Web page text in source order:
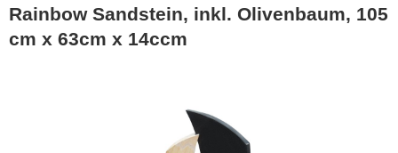
Rainbow Sandstein, inkl. Olivenbaum, 105
cm x 63cm x 14ccm